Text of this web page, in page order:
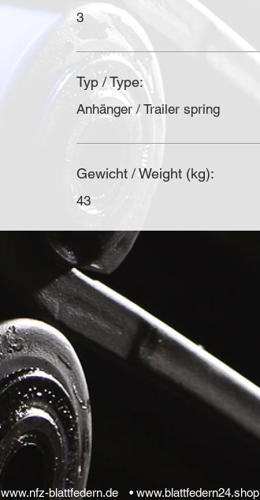
3
Typ / Type:
Anhänger / Trailer spring
Gewicht / Weight (kg):
43
www.nfz-blattfedern.de • www.blattfedern24.shop